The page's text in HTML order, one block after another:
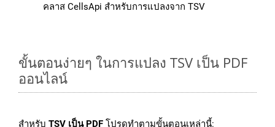
คลาส CellsApi สำหรับการแปลงจาก TSV
ขั้นตอนง่ายๆ ในการแปลง TSV เป็น PDF
ออนไลน์
สำหรับ TSV เป็น PDF โปรดทำตามขั้นตอนเหล่านี้: